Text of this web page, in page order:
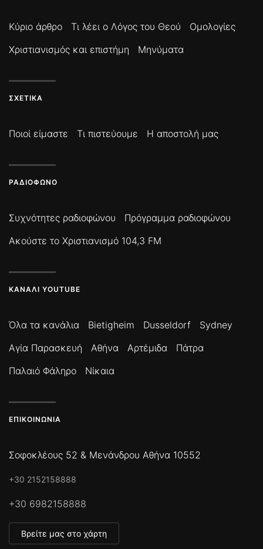
Κύριο άρθρο Τι λέει ο Λόγος του Θεού
Ομολογίες
Χριστιανισμός και επιστήμη
Μηνύματα
ΣΧΕΤΙΚΆ
Ποιοί είμαστε Τι πιστεύουμε Η αποστολή μας
ΡΑΔΙΌΦΩΝΟ
Συχνότητες ραδιοφώνου
Πρόγραμμα ραδιοφώνου
Ακούστε το Χριστιανισμό 104,3 FM
ΚΑΝΆΛΙ YOUTUBE
Όλα τα κανάλια Bietigheim Dusseldorf
Sydney
Αγία Παρασκευή
Αθήνα Αρτέμιδα
Πάτρα
Παλαιό Φάληρο
Νίκαια
ΕΠΙΚΟΙΝΩΝΊΑ
Σοφοκλέους 52 & Μενάνδρου Αθήνα 10552
+30 2152158888
+30 6982158888
Βρείτε μας στο χάρτη